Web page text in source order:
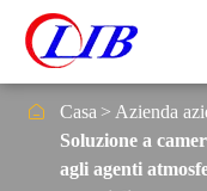
 Casa Azienda
Soluzione a
agli agenti